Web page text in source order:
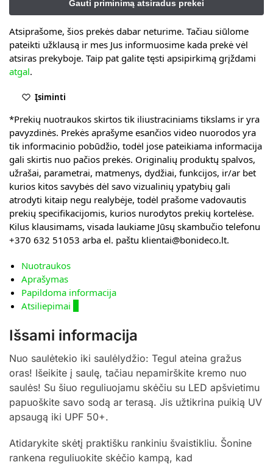
Atsiprašome, šios prekės dabar neturime. Tačiau siūlome
pateikti užklausą ir mes Jus informuosime kada prekė vėl
atsiras prekyboje. Taip pat galite tęsti apsipirkimą grįždami
atgal.
Įsiminti
*Prekių nuotraukos skirtos tik iliustraciniams tikslams ir yra
pavyzdinės. Prekės aprašyme esančios video nuorodos yra
tik informacinio pobūdžio, todėl jose pateikiama informacija
gali skirtis nuo pačios prekės. Originalių produktų spalvos,
užrašai, parametrai, matmenys, dydžiai, funkcijos, ir/ar bet
kurios kitos savybės dėl savo vizualinių ypatybių gali
atrodyti kitaip negu realybėje, todėl prašome vadovautis
prekių specifikacijomis, kurios nurodytos prekių kortelėse.
Kilus klausimams, visada laukiame Jūsų skambučio telefonu
+370 632 51053 arba el. paštu klientai@bonideco.lt.
Nuotraukos
Aprašymas
Papildoma informacija
Atsiliepimai
Išsami informacija
Nuo saulėtekio iki saulėlydžio: Tegul ateina gražus
oras! Išeikite į saulę, tačiau nepamirškite kremo nuo
saulės! Su šiuo reguliuojamu skėčiu su LED apšvietimu
papuoškite savo sodą ar terasą. Jis užtikrina puikią UV
apsaugą iki UPF 50+.
Atidarykite skėtį praktišku rankiniu švaistikliu. Šonine
rankena reguliuokite skėčio kampą, kad